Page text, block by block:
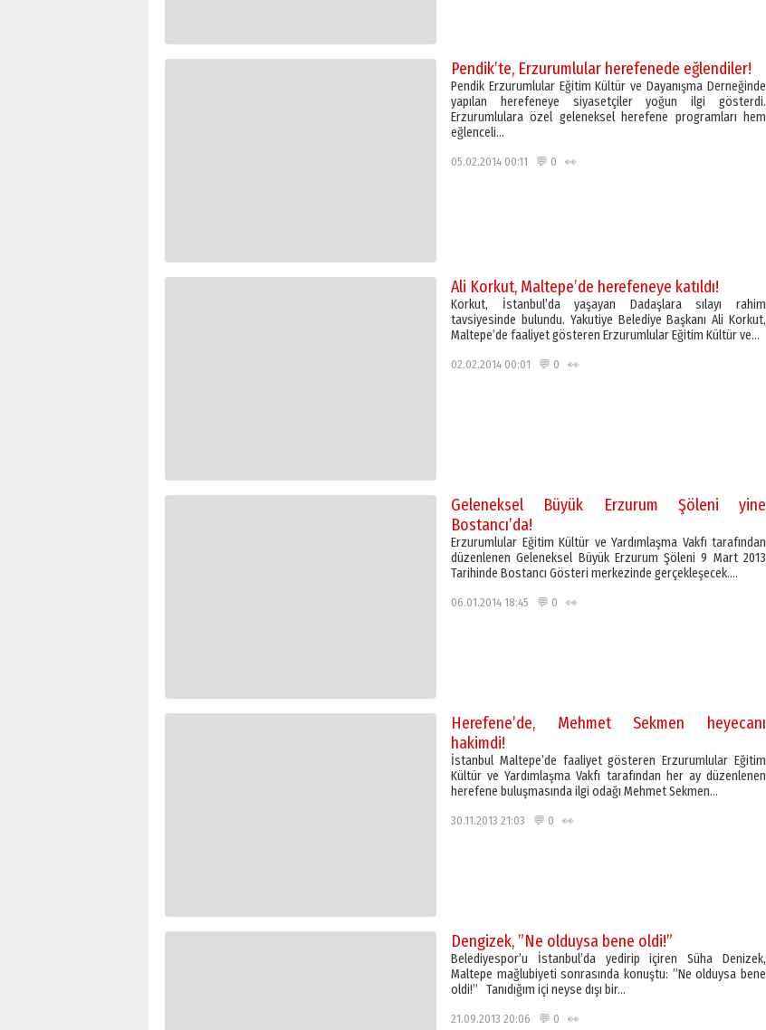
Pendik’te, Erzurumlular herefenede eğlendiler!
Pendik Erzurumlular Eğitim Kültür ve Dayanışma Derneğinde
yapılan herefeneye siyasetçiler yoğun ilgi gösterdi.
Erzurumlulara özel geleneksel herefene programları hem
eğlenceli…
05.02.2014 00:11 💬 0 👀
Ali Korkut, Maltepe’de herefeneye katıldı!
Korkut, İstanbul’da yaşayan Dadaşlara sılayı rahim
tavsiyesinde bulundu. Yakutiye Belediye Başkanı Ali Korkut,
Maltepe’de faaliyet gösteren Erzurumlular Eğitim Kültür ve…
02.02.2014 00:01 💬 0 👀
Geleneksel Büyük Erzurum Şöleni yine
Bostancı’da!
Erzurumlular Eğitim Kültür ve Yardımlaşma Vakfı tarafından
düzenlenen Geleneksel Büyük Erzurum Şöleni 9 Mart 2013
Tarihinde Bostancı Gösteri merkezinde gerçekleşecek….
06.01.2014 18:45 💬 0 👀
Herefene’de, Mehmet Sekmen heyecanı
hakimdi!
İstanbul Maltepe’de faaliyet gösteren Erzurumlular Eğitim
Kültür ve Yardımlaşma Vakfı tarafından her ay düzenlenen
herefene buluşmasında ilgi odağı Mehmet Sekmen…
30.11.2013 21:03 💬 0 👀
Dengizek, ”Ne olduysa bene oldi!”
Belediyespor’u İstanbul’da yedirip içiren Süha Denizek,
Maltepe mağlubiyeti sonrasında konuştu: ”Ne olduysa bene
oldi!” Tanıdığım içi neyse dışı bir…
21.09.2013 20:06 💬 0 👀